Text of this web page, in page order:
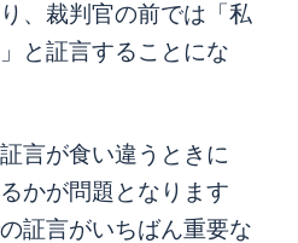
、裁判官の前では「私
と証言することにな
言が食い違うときに
かが問題となります
証言がいちばん重要な